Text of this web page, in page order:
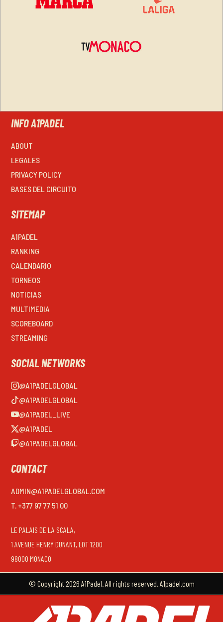
INFO A1PADEL
ABOUT
LEGALES
PRIVACY POLICY
BASES DEL CIRCUITO
SITEMAP
A1PADEL
RANKING
CALENDARIO
TORNEOS
NOTICIAS
MULTIMEDIA
SCOREBOARD
STREAMING
SOCIAL NETWORKS
@A1PADELGLOBAL
@A1PADELGLOBAL
@A1PADEL_LIVE
@A1PADEL
@A1PADELGLOBAL
CONTACT
ADMIN@A1PADELGLOBAL.COM
T. +377 97 77 51 00
LE PALAIS DE LA SCALA,
1 AVENUE HENRY DUNANT, LOT 1200
98000 MONACO
© Copyright 2026 A1Padel. All rights reserved. A1padel.com